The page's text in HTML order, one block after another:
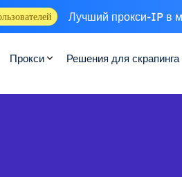
Лучший прокси-IP в
Прокси Решения для скрапинга